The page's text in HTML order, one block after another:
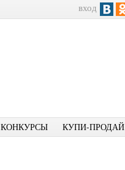
вход
КОНКУРСЫ КУПИ-ПРОДАЙ